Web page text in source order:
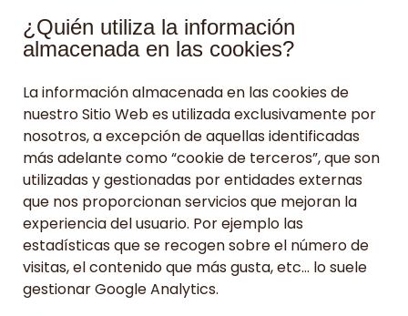
¿Quién utiliza la información
almacenada en las cookies?
La información almacenada en las cookies de
nuestro Sitio Web es utilizada exclusivamente por
nosotros, a excepción de aquellas identificadas
más adelante como “cookie de terceros”, que son
utilizadas y gestionadas por entidades externas
que nos proporcionan servicios que mejoran la
experiencia del usuario. Por ejemplo las
estadísticas que se recogen sobre el número de
visitas, el contenido que más gusta, etc… lo suele
gestionar Google Analytics.